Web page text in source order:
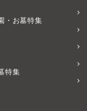
・お墓特集
特集